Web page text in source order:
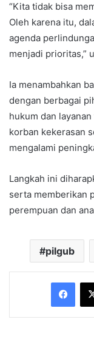
“Kita tidak bisa
Oleh karena itu,
agenda
menjadi prioritas,”
Ia menambahkan
dengan berbagai
hukum dan
korban kekerasan
mengalami
Langkah ini
serta memberikan
perempuan dan
pilgub